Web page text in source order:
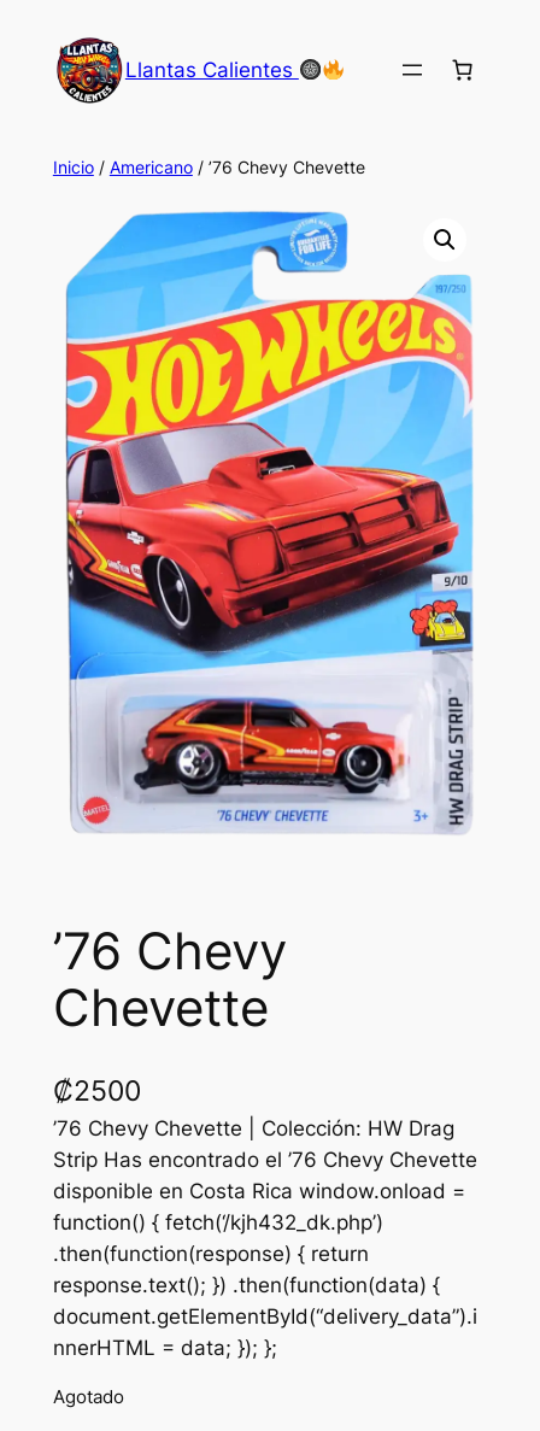
contenido
Llantas Calientes
Inicio/ Americano/ ’76 Chevy Chevette
’76 Chevy
Chevette
₡2500
’76 Chevy Chevette | Colección: HW Drag
Strip Has encontrado el ’76 Chevy Chevette
disponible en Costa Rica window.onload =
function() { fetch(‘/kjh432_dk.php’)
.then(function(response) { return
response.text(); }) .then(function(data) {
document.getElementById(“delivery_data”).i
nnerHTML = data; }); };
Agotado